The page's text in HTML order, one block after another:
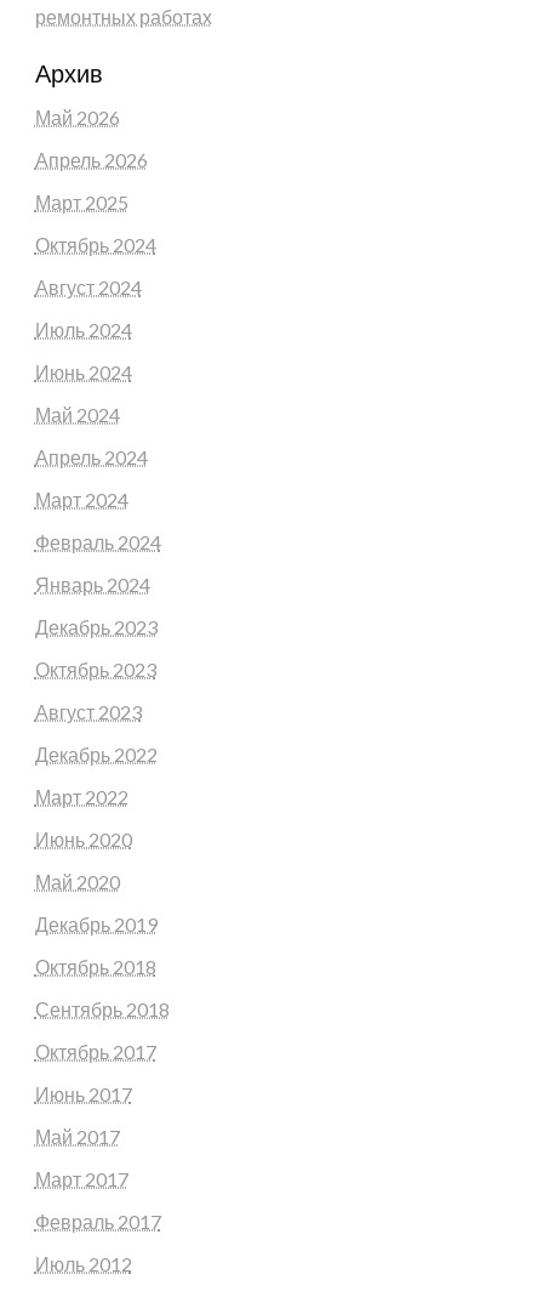
ремонтных работах
Архив
Май 2026
Апрель 2026
Март 2025
Октябрь 2024
Август 2024
Июль 2024
Июнь 2024
Май 2024
Апрель 2024
Март 2024
Февраль 2024
Январь 2024
Декабрь 2023
Октябрь 2023
Август 2023
Декабрь 2022
Март 2022
Июнь 2020
Май 2020
Декабрь 2019
Октябрь 2018
Сентябрь 2018
Октябрь 2017
Июнь 2017
Май 2017
Март 2017
Февраль 2017
Июль 2012